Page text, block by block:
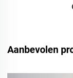
Aanbevolen